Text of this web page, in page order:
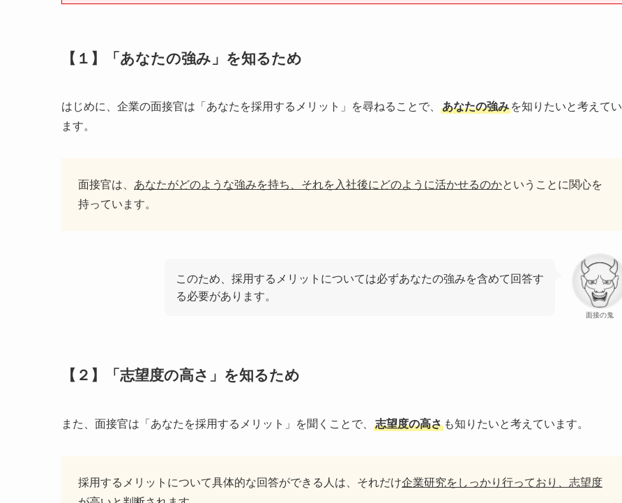
【１】「あなたの強み」を知るため
はじめに、企業の面接官は「あなたを採用するメリット」を尋ねることで、 あなたの強み を知りたいと考えてい
ます。
面接官は、 あなたがどのような強みを持ち、それを入社後にどのように活かせるのかということに関心を
持っています。
面接の鬼
このため、採用するメリットについては必ずあなたの強みを含めて回答す
る必要があります。
【２】「志望度の高さ」を知るため
また、面接官は「あなたを採用するメリット」を聞くことで、 志望度の高さ も知りたいと考えています。
採用するメリットについて具体的な回答ができる人は、それだけ企業研究をしっかり行っており、志望度